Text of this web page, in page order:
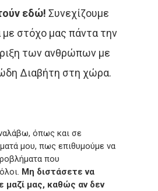
εδώ! Συνεχίζουμε
με στόχο μας πάντα την
των ανθρώπων με
Διαβήτη στη χώρα.
όπως και σε
μου, πως επιθυμούμε να
που
Μη διστάσετε να
μαζί μας, καθώς αν δεν